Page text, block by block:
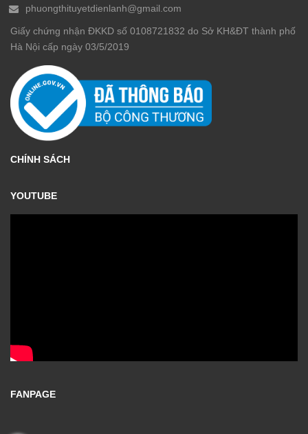
phuongthituyetdienlanh@gmail.com
Giấy chứng nhận ĐKKD số 0108721832 do Sở KH&ĐT thành phố
Hà Nội cấp ngày 03/5/2019
CHÍNH SÁCH
YOUTUBE
FANPAGE